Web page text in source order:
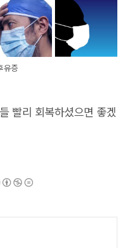
유증
빨리 회복하셨으면 좋겠